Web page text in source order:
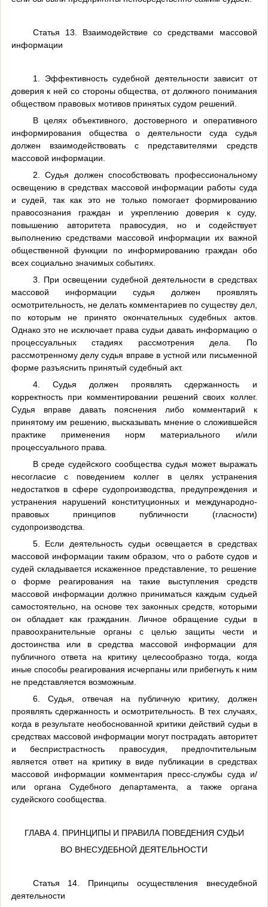
Статья 13. Взаимодействие со средствами массовой
информации
1. Эффективность судебной деятельности зависит от
доверия к ней со стороны общества, от должного понимания
обществом правовых мотивов принятых судом решений.
В целях объективного, достоверного и оперативного
информирования общества о деятельности суда судья
должен взаимодействовать с представителями средств
массовой информации.
2. Судья должен способствовать профессиональному
освещению в средствах массовой информации работы суда
и судей, так как это не только помогает формированию
правосознания граждан и укреплению доверия к суду,
повышению авторитета правосудия, но и содействует
выполнению средствами массовой информации их важной
общественной функции по информированию граждан обо
всех социально значимых событиях.
3. При освещении судебной деятельности в средствах
массовой информации судья должен проявлять
осмотрительность, не делать комментариев по существу дел,
по которым не принято окончательных судебных актов.
Однако это не исключает права судьи давать информацию о
процессуальных стадиях рассмотрения дела. По
рассмотренному делу судья вправе в устной или письменной
форме разъяснить принятый судебный акт.
4. Судья должен проявлять сдержанность и
корректность при комментировании решений своих коллег.
Судья вправе давать пояснения либо комментарий к
принятому им решению, высказывать мнение о сложившейся
практике применения норм материального и/или
процессуального права.
В среде судейского сообщества судья может выражать
несогласие с поведением коллег в целях устранения
недостатков в сфере судопроизводства, предупреждения и
устранения нарушений конституционных и международно-
правовых принципов публичности (гласности)
судопроизводства.
5. Если деятельность судьи освещается в средствах
массовой информации таким образом, что о работе судов и
судей складывается искаженное представление, то решение
о форме реагирования на такие выступления средств
массовой информации должно приниматься каждым судьей
самостоятельно, на основе тех законных средств, которыми
он обладает как гражданин. Личное обращение судьи в
правоохранительные органы с целью защиты чести и
достоинства или в средства массовой информации для
публичного ответа на критику целесообразно тогда, когда
иные способы реагирования исчерпаны или прибегнуть к ним
не представляется возможным.
6. Судья, отвечая на публичную критику, должен
проявлять сдержанность и осмотрительность. В тех случаях,
когда в результате необоснованной критики действий судьи в
средствах массовой информации могут пострадать авторитет
и беспристрастность правосудия, предпочтительным
является ответ на критику в виде публикации в средствах
массовой информации комментария пресс-службы суда и/
или органа Судебного департамента, а также органа
судейского сообщества.
ГЛАВА 4. ПРИНЦИПЫ И ПРАВИЛА ПОВЕДЕНИЯ СУДЬИ
ВО ВНЕСУДЕБНОЙ ДЕЯТЕЛЬНОСТИ
Статья 14. Принципы осуществления внесудебной
деятельности